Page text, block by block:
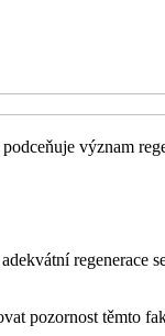
význam
regenerace
pozornost těmto